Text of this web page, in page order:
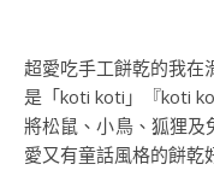
超愛吃手工餅乾的我在滑FB時發現了一家超可愛的鐵盒餅乾就
是「koti koti」『koti
將松鼠、小鳥、狐狸及
愛又有童話風格的餅乾